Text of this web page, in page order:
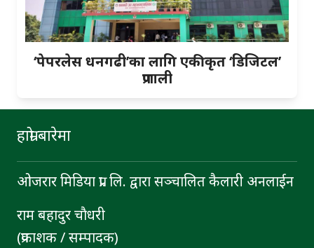
‘पेपरलेस धनगढी’का लागि एकीकृत ‘डिजिटल’
प्रणाली
हाम्रो बारेमा
ओजरार मिडिया प्रा. लि. द्वारा सञ्चालित कैलारी अनलाईन
राम बहादुर चाैधरी
(प्रकाशक / सम्पादक)